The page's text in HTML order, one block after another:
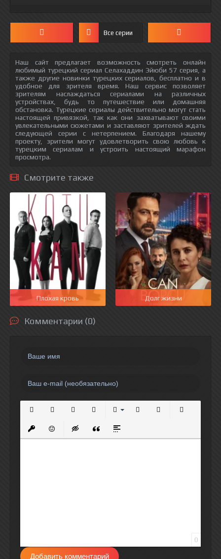
Все серии
Наш сайт предлагает возможность смотреть онлайн
любимый турецкий сериал Селахаддин Эйюби 57 серия, а
также другие новинки турецких сериалов, бесплатно и в
удобное для зрителя время. Наш сервис позволяет
зрителям наслаждаться сериалами на различных
устройствах, будь то путешествие или домашняя
обстановка. Турецкие сериалы действительно могут стать
настоящей привязкой, так как они захватывают своими
увлекательными сюжетами и заставляют зрителей ждать
следующей серии с нетерпением. Благодаря нашему
проекту, зрители могут удовлетворить свою любовь к
турецким сериалам и устроить настоящий марафон
просмотра.
Смотрите также
Плохая кровь Долг жизни
Комментарии (0)
Вставить защищенную ссылку
Вставить смайлик
Вставка скрытого текста
Вставка цитаты
Вставка спойлера
0
Добавить комментарий